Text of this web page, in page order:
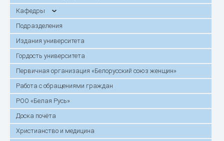
Кафедры
Подразделения
Издания университета
Гордость университета
Первичная организация «Белорусский союз женщин»
Работа с обращениями граждан
РОО «Белая Русь»
Доска почёта
Христианство и медицина